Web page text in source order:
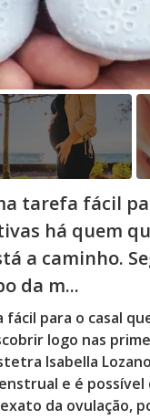
tarefa fácil
há quem
a caminho.
da m...
para o casal
logo nas
Isabella
e é
da ovulação,